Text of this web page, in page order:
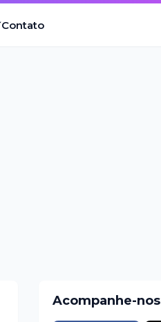
Contato
Acompanhe-nos